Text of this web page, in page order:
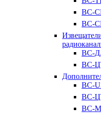
ВС-
ВС-
ВС-
ВС-
ВС-
ВС-
ВС-